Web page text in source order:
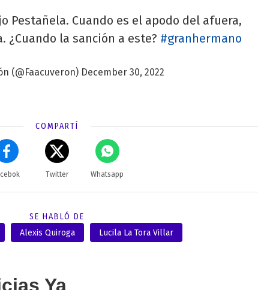
Pestañela. Cuando es el apodo del afuera,
¿Cuando la sanción a este? #granhermano
(@Faacuveron) December 30, 2022
COMPARTÍ
Twitter Whatsapp
SE HABLÓ DE
Alexis Quiroga Lucila La Tora Villar
Ya